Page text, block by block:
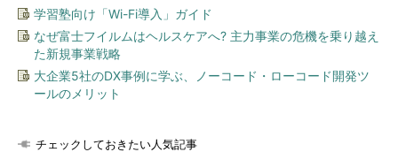
学習塾向け「Wi-Fi導入」ガイド
なぜ富士フイルムはヘルスケアへ? 主力事業の危機を乗り越え
た新規事業戦略
大企業5社のDX事例に学ぶ、ノーコード・ローコード開発ツ
ールのメリット
チェックしておきたい人気記事